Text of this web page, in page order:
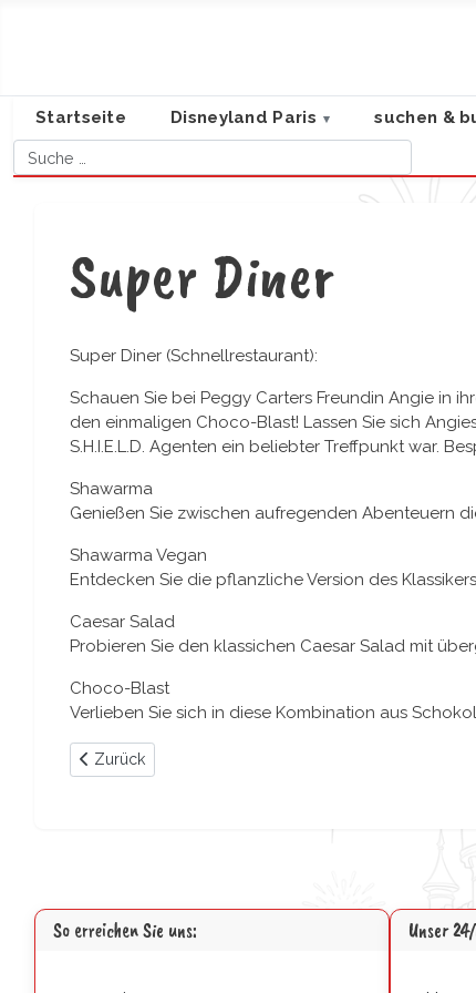
Startseite Disneyland Paris suchen &
Suchen
Super Diner
Super Diner (Schnellrestaurant):
Schauen Sie bei Peggy Carters Freundin Angie in
den einmaligen Choco-Blast! Lassen Sie sich
S.H.I.E.L.D. Agenten ein beliebter Treffpunkt war.
Shawarma
Genießen Sie zwischen aufregenden Abenteuern
Shawarma Vegan
Entdecken Sie die pflanzliche Version des
Caesar Salad
Probieren Sie den klassichen Caesar Salad mit
Choco-Blast
Verlieben Sie sich in diese Kombination aus
Vorheriger Beitrag: Avengers Assemble Flight Force
Zurück
So erreichen Sie uns: Unser